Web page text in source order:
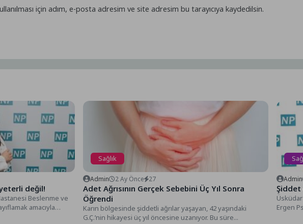
için adım, e-posta adresim ve site adresim bu tarayıcıya kaydedilsin.
değil!
Beslenme ve
amacıyla
Sağlık
Admin 2 Ay Önce 27
Adet Ağrısının Gerçek Sebebini Üç Yıl Sonra
Öğrendi
Karın bölgesinde şiddetli ağrılar yaşayan, 42 yaşındaki
G.Ç.’nin hikayesi üç yıl öncesine uzanıyor. Bu süre...
Admin
Şiddet
Ergen